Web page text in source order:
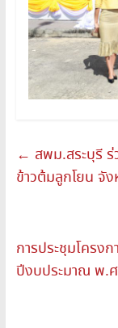
← สพม.สระบุรี
ข้าวต้มลูกโยน จั
การประชุมโครง
ปีงบประมาณ พ.